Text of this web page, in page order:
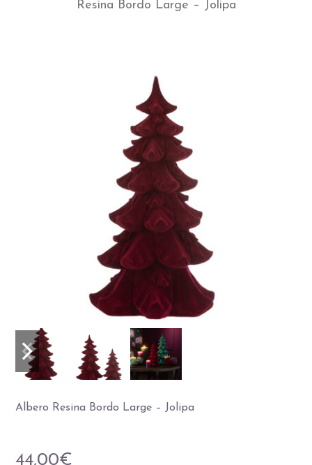
Resina Bordo Large – Jolipa
Slide
precedente
Slide
successiva
Albero Resina Bordo Large – Jolipa
44,00€